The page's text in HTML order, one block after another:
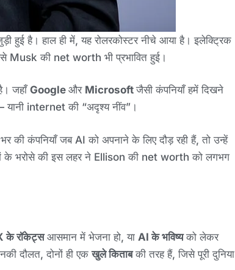
हुई है। हाल ही में, यह रोलरकोस्टर नीचे आया है। इलेक्ट्रिक
Musk की net worth भी प्रभावित हुई।
जहाँ Google और Microsoftजैसी कंपनियाँ हमें दिखने
internet की “अदृश्य नींव”।
की कंपनियाँ जब AI को अपनाने के लिए दौड़ रही हैं, तो उन्हें
भरोसे की इस लहर ने Ellison की net worth को लगभग
के रॉकेट्सआसमान में भेजना हो, या AI के भविष्यको लेकर
दौलत, दोनों ही एकखुले किताबकी तरह हैं, जिसे पूरी दुनिया